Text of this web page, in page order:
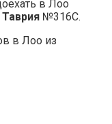
в Лоо
№316С.
в Лоо из